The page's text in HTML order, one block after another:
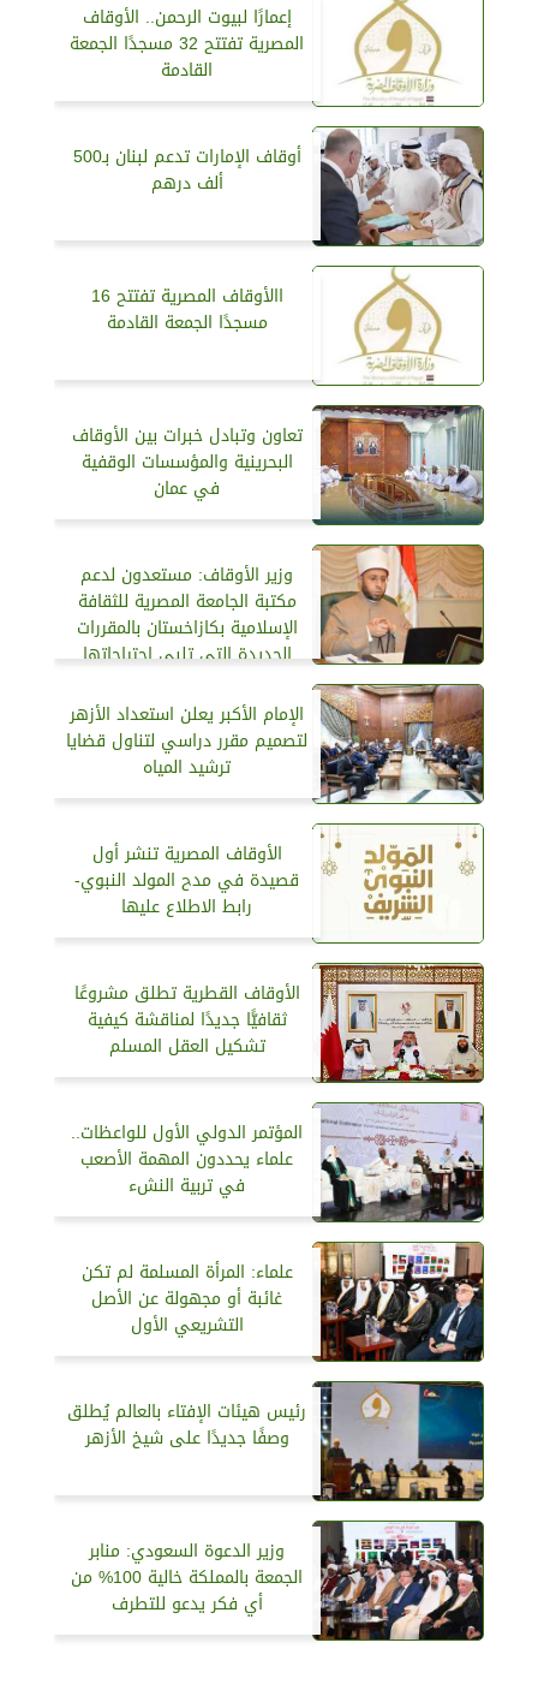
إعمارًا لبيوت الرحمن.. الأوقاف
المصرية تفتتح 32 مسجدًا الجمعة
القادمة
أوقاف الإمارات تدعم لبنان بـ500
ألف درهم
االأوقاف المصرية تفتتح 16
مسجدًا الجمعة القادمة
تعاون وتبادل خبرات بين الأوقاف
البحرينية والمؤسسات الوقفية
في عمان
وزير الأوقاف: مستعدون لدعم
مكتبة الجامعة المصرية للثقافة
الإسلامية بكازاخستان بالمقررات
الجديدة التي تلبي احتياجاتها
الإمام الأكبر يعلن استعداد الأزهر
لتصميم مقرر دراسي لتناول قضايا
ترشيد المياه
الأوقاف المصرية تنشر أول
قصيدة في مدح المولد النبوي-
رابط الاطلاع عليها
الأوقاف القطرية تطلق مشروعًا
ثقافيًّا جديدًا لمناقشة كيفية
تشكيل العقل المسلم
المؤتمر الدولي الأول للواعظات..
علماء يحددون المهمة الأصعب
في تربية النشء
علماء: المرأة المسلمة لم تكن
غائبة أو مجهولة عن الأصل
التشريعي الأول
رئيس هيئات الإفتاء بالعالم يُطلق
وصفًا جديدًا على شيخ الأزهر
وزير الدعوة السعودي: منابر
الجمعة بالمملكة خالية 100% من
أي فكر يدعو للتطرف